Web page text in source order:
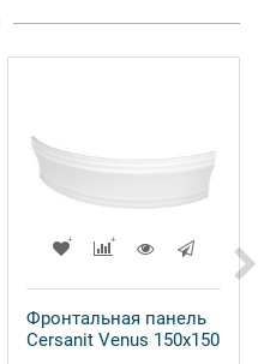
Фронтальная панель
Cersanit Venus 150x150